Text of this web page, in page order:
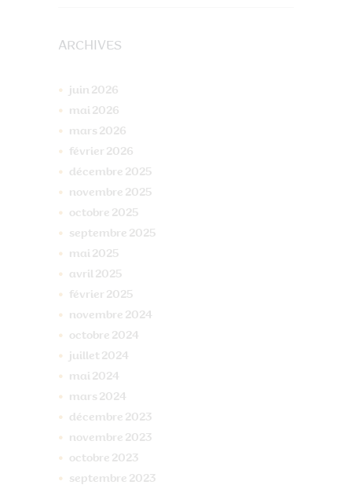
ARCHIVES
juin 2026
mai 2026
mars 2026
février 2026
décembre 2025
novembre 2025
octobre 2025
septembre 2025
mai 2025
avril 2025
février 2025
novembre 2024
octobre 2024
juillet 2024
mai 2024
mars 2024
décembre 2023
novembre 2023
octobre 2023
septembre 2023